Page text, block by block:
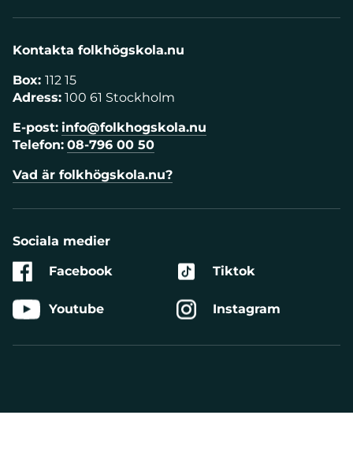
Kontakta folkhögskola.nu
Box: 112 15
Adress: 100 61 Stockholm
E-post: info@folkhogskola.nu
Telefon: 08-796 00 50
Vad är folkhögskola.nu?
Sociala medier
Facebook
Youtube
Tiktok
Instagram